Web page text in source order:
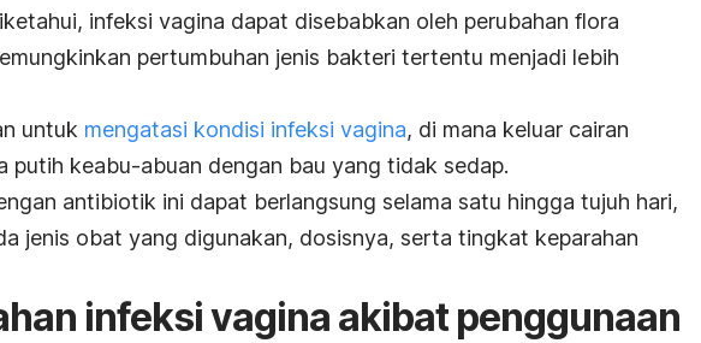
infeksi vagina dapat disebabkan oleh perubahan flora
pertumbuhan jenis bakteri tertentu menjadi lebih
untuk mengatasi kondisi infeksi vagina, di mana keluar cairan
putih keabu-abuan dengan bau yang tidak sedap.
antibiotik ini dapat berlangsung selama satu hingga tujuh hari,
jenis obat yang digunakan, dosisnya, serta tingkat keparahan
infeksi vagina akibat penggunaan